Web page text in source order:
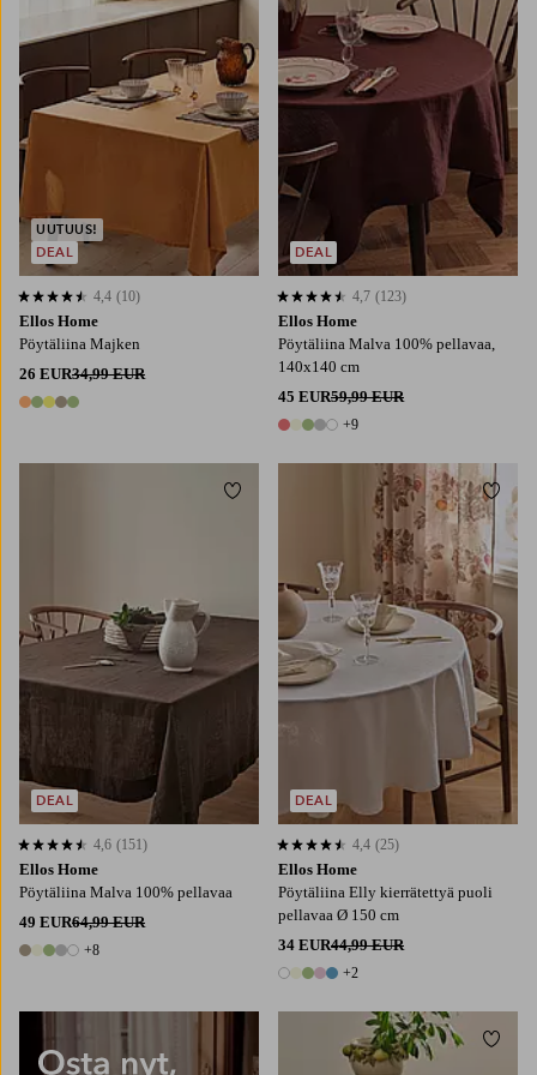
Ellos Home
Pöytäliina Majken
26 EUR34,99 EUR
5 värejä
4,4 perustuen 10 arvosanaan
4,4 (10)
UUTUUS!
DEAL
Ellos Home
Pöytäliina Malva 100% pellavaa,
140x140 cm
45 EUR59,99 EUR
14 värejä
+9
4,7 perustuen 123 arvosanaan
4,7 (123)
DEAL
Ellos Home
Pöytäliina Malva 100% pellavaa
49 EUR64,99 EUR
13 värejä
+8
4,6 perustuen 151 arvosanaan
4,6 (151)
DEAL
Lisää suosikkeihin
Ellos Home
Pöytäliina Elly kierrätettyä puoli
pellavaa Ø 150 cm
34 EUR44,99 EUR
7 värejä
+2
4,4 perustuen 25 arvosanaan
4,4 (25)
DEAL